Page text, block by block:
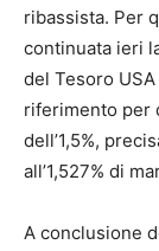
ribassista. Per
continuata ieri
del Tesoro
riferimento per
dell’1,5%,
all’1,527% di
A conclusione